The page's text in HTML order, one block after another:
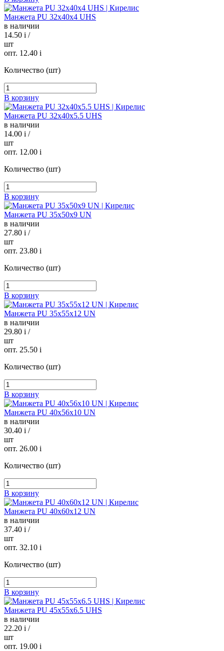
Манжета PU 32х40х4 UHS
в наличии
14.50 i /
шт
опт. 12.40 i
Количество (шт)
В корзину
Манжета PU 32х40х5.5 UHS
в наличии
14.00 i /
шт
опт. 12.00 i
Количество (шт)
В корзину
Манжета PU 35х50х9 UN
в наличии
27.80 i /
шт
опт. 23.80 i
Количество (шт)
В корзину
Манжета PU 35х55х12 UN
в наличии
29.80 i /
шт
опт. 25.50 i
Количество (шт)
В корзину
Манжета PU 40х56х10 UN
в наличии
30.40 i /
шт
опт. 26.00 i
Количество (шт)
В корзину
Манжета PU 40х60х12 UN
в наличии
37.40 i /
шт
опт. 32.10 i
Количество (шт)
В корзину
Манжета PU 45х55х6.5 UHS
в наличии
22.20 i /
шт
опт. 19.00 i